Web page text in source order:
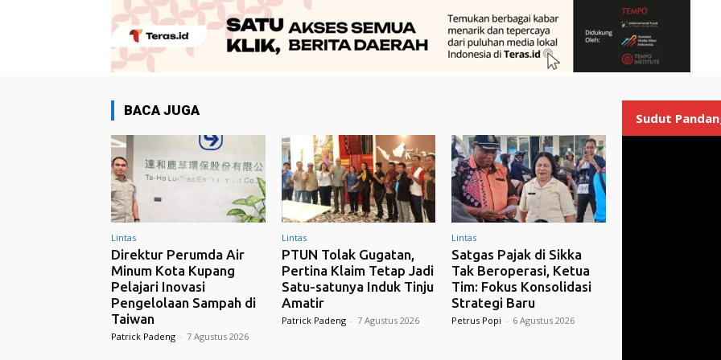
BACA JUGA
Lintas
Direktur Perumda Air
Minum Kota Kupang
Pelajari Inovasi
Pengelolaan Sampah di
Taiwan
Patrick Padeng - 7 Agustus 2026
Lintas
PTUN Tolak Gugatan,
Pertina Klaim Tetap Jadi
Satu-satunya Induk Tinju
Amatir
Patrick Padeng - 7 Agustus 2026
Lintas
Satgas Pajak di Sikka
Tak Beroperasi, Ketua
Tim: Fokus Konsolidasi
Strategi Baru
Petrus Popi - 6 Agustus 2026
Sudut